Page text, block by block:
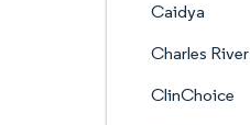
Caidya
Charles River
ClinChoice